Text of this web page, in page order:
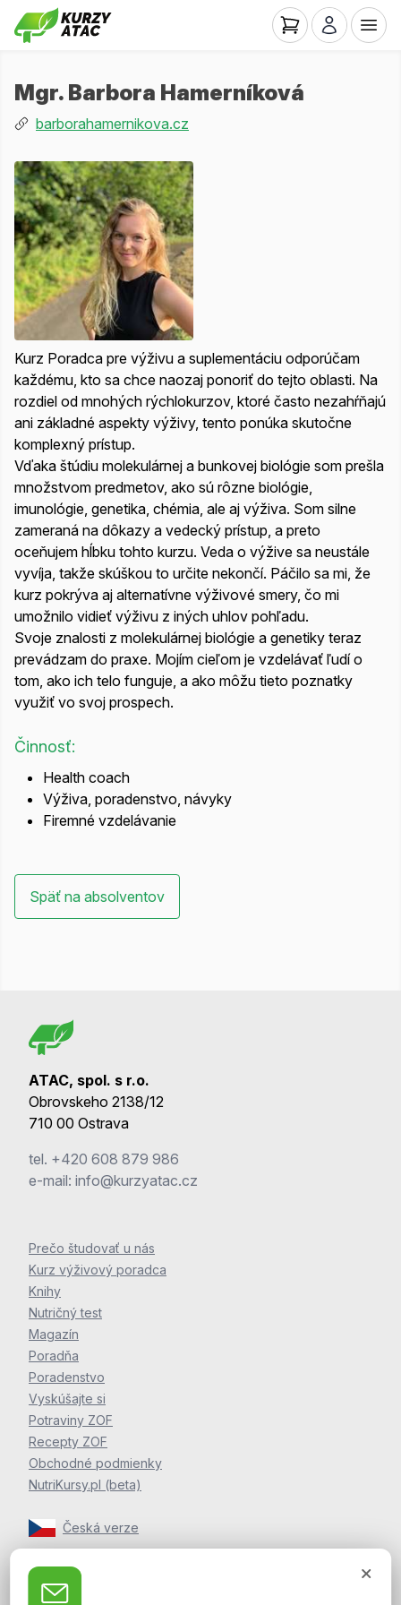
Mgr. Barbora Hamerníková
barborahamernikova.cz
Kurz Poradca pre výživu a suplementáciu odporúčam
každému, kto sa chce naozaj ponoriť do tejto oblasti. Na
rozdiel od mnohých rýchlokurzov, ktoré často nezahŕňajú
ani základné aspekty výživy, tento ponúka skutočne
komplexný prístup.
Vďaka štúdiu molekulárnej a bunkovej biológie som prešla
množstvom predmetov, ako sú rôzne biológie,
imunológie, genetika, chémia, ale aj výživa. Som silne
zameraná na dôkazy a vedecký prístup, a preto
oceňujem hĺbku tohto kurzu. Veda o výžive sa neustále
vyvíja, takže skúškou to určite nekončí. Páčilo sa mi, že
kurz pokrýva aj alternatívne výživové smery, čo mi
umožnilo vidieť výživu z iných uhlov pohľadu.
Svoje znalosti z molekulárnej biológie a genetiky teraz
prevádzam do praxe. Mojím cieľom je vzdelávať ľudí o
tom, ako ich telo funguje, a ako môžu tieto poznatky
využiť vo svoj prospech.
Činnosť:
Health coach
Výživa, poradenstvo, návyky
Firemné vzdelávanie
Späť na absolventov
ATAC, spol. s r.o.
Obrovskeho 2138/12
710 00 Ostrava
tel. +420 608 879 986
e-mail: info@kurzyatac.cz
Prečo študovať u nás
Kurz výživový poradca
Knihy
Nutričný test
Magazín
Poradňa
Poradenstvo
Vyskúšajte si
Potraviny ZOF
Recepty ZOF
Obchodné podmienky
NutriKursy.pl (beta)
Česká verze
Zpravodaj Martina Jelínka